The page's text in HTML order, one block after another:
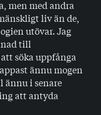
men med andra
liv än de,
utövar. Jag
till
söka uppfånga
ännu mogen
ännu i senare
att antyda